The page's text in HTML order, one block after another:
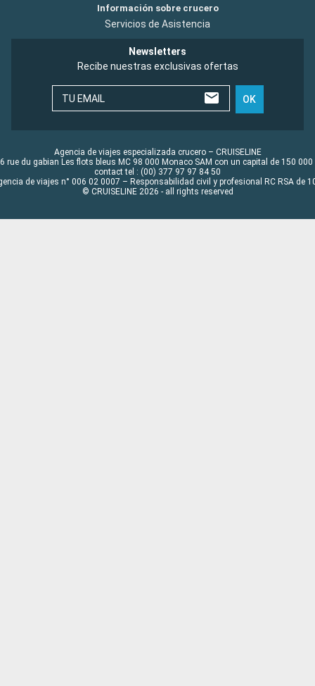
Información sobre crucero
Servicios de Asistencia
Newsletters
Recibe nuestras exclusivas ofertas
TU EMAIL OK
Agencia de viajes especializada crucero – CRUISELINE
rue du gabian Les flots bleus MC 98 000 Monaco SAM con un capital de 150 000
contact tel : (00) 377 97 97 84 50
de viajes n° 006 02 0007 – Responsabilidad civil y profesional RC RSA de
© CRUISELINE 2026 - all rights reserved